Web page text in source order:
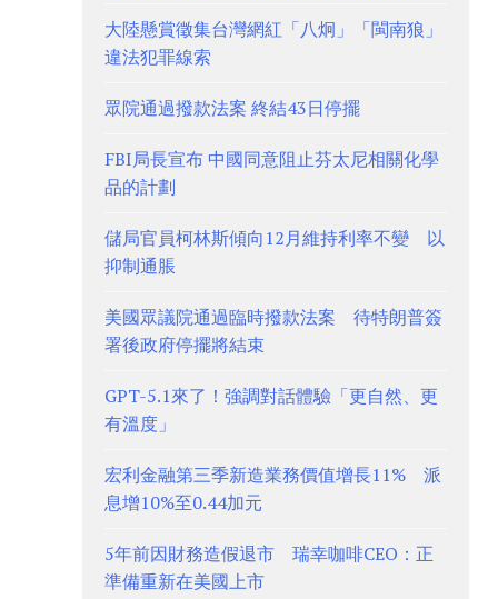
大陸懸賞徵集台灣網紅「八炯」「閩南狼」
違法犯罪線索
眾院通過撥款法案 終結43日停擺
FBI局長宣布 中國同意阻止芬太尼相關化學
品的計劃
儲局官員柯林斯傾向12月維持利率不變 以
抑制通脹
美國眾議院通過臨時撥款法案 待特朗普簽
署後政府停擺將結束
GPT-5.1來了！強調對話體驗「更自然、更
有溫度」
宏利金融第三季新造業務價值增長11% 派
息增10%至0.44加元
5年前因財務造假退市 瑞幸咖啡CEO：正
準備重新在美國上市